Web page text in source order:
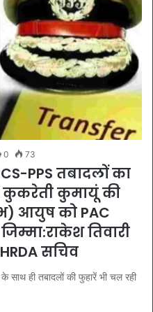
0 73
PPS तबादलों का
कुकरेती कुमायूं की
आयुष को PAC
तिवारी
सचिव
ही तबादलों की फुहारें भी चल रही